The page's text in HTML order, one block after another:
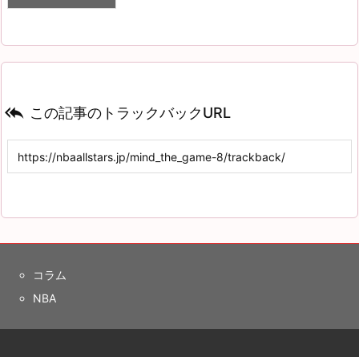
 この記事のトラックバックURL
コラム
NBA